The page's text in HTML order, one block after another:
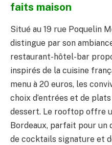
faits maison
Situé au 19 rue Poquelin
distingue par son
restaurant-hôtel-bar
inspirés de la cuisine
menu à 20 euros, les
choix d’entrées et de
dessert. Le rooftop offre
Bordeaux, parfait pour un
de cocktails signature et